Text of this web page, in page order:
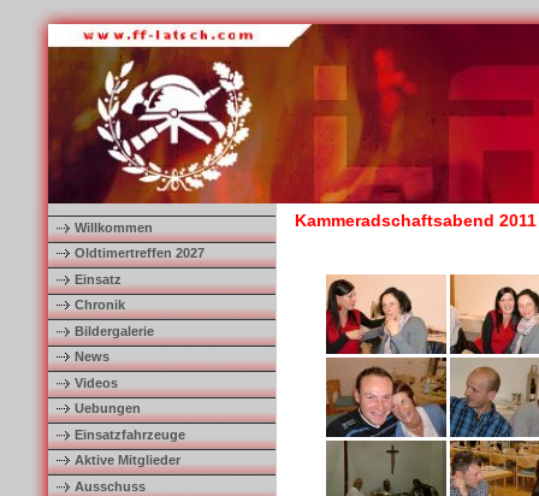
Willkommen
Oldtimertreffen 2027
Einsatz
Chronik
Bildergalerie
News
Videos
Uebungen
Einsatzfahrzeuge
Aktive Mitglieder
Ausschuss
Kammeradschaftsabend 2011